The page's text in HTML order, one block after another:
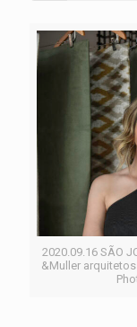
2020.09.16 SÃO
&Muller